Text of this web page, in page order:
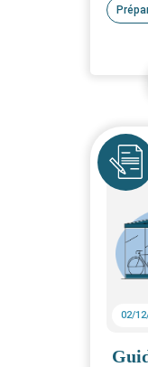
est de
vous
Icône
02/